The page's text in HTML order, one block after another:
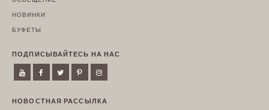
НОВИНКИ
БУФЕТЫ
ПОДПИСЫВАЙТЕСЬ НА НАС
НОВОСТНАЯ РАССЫЛКА